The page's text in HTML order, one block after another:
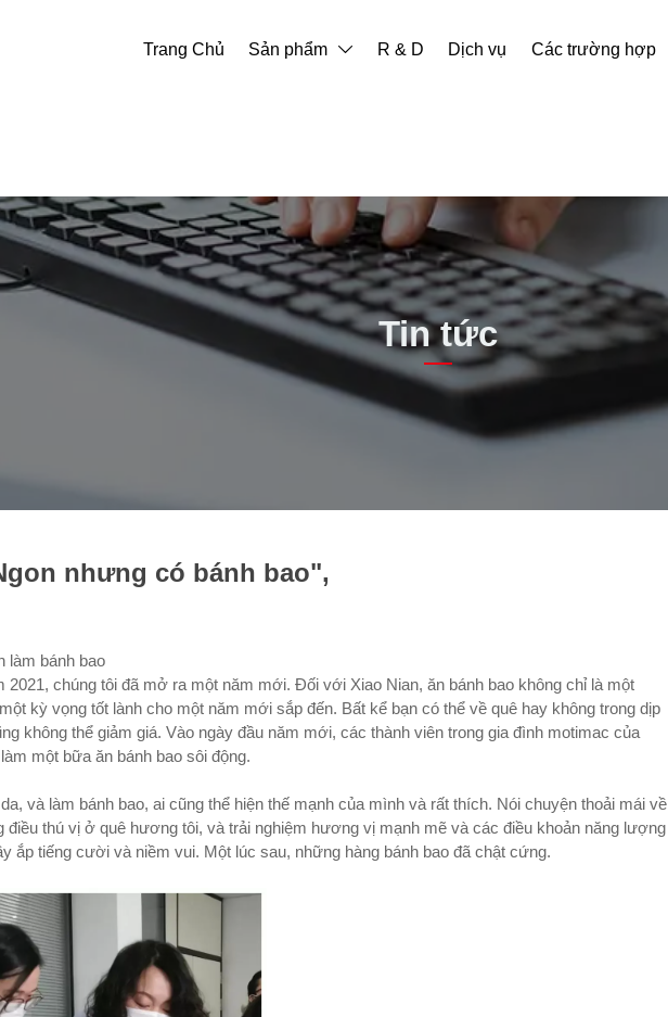
Trang Chủ Sản phẩm  R & D Dịch vụ Các trường hợp
Tin tức
nhưng có bánh bao",
làm bánh bao
2021, chúng tôi đã mở ra một năm mới. Đối với Xiao Nian, ăn bánh bao không chỉ là một
kỳ vọng tốt lành cho một năm mới sắp đến. Bất kể bạn có thể về quê hay không trong dịp
không thể giảm giá. Vào ngày đầu năm mới, các thành viên trong gia đình motimac của
một bữa ăn bánh bao sôi động.
và làm bánh bao, ai cũng thể hiện thế mạnh của mình và rất thích. Nói chuyện thoải mái về
điều thú vị ở quê hương tôi, và trải nghiệm hương vị mạnh mẽ và các điều khoản năng lượng
ắp tiếng cười và niềm vui. Một lúc sau, những hàng bánh bao đã chật cứng.